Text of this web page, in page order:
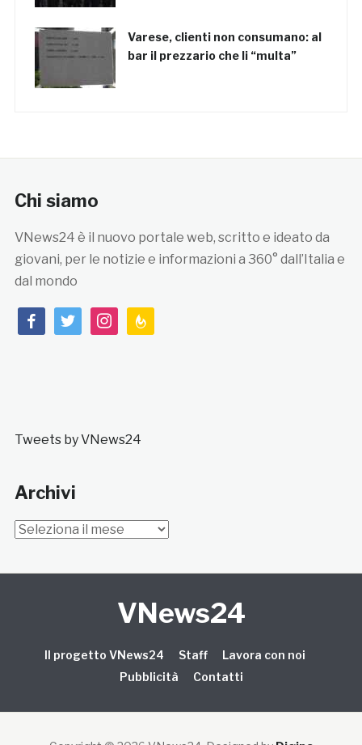
Varese, clienti non consumano: al
bar il prezzario che li “multa”
Chi siamo
VNews24 è il nuovo portale web, scritto e ideato da
giovani, per le notizie e informazioni a 360° dall’Italia e
dal mondo
facebooktwitterinstagramfeedburner
Tweets by VNews24
Archivi
Archivi
VNews24
Il progetto VNews24 Staff
Lavora con noi
Pubblicità
Contatti